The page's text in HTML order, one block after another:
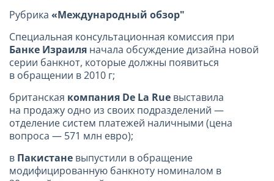
Рубрика «Международный обзор"
Специальная консультационная комиссия при
Банке Израиля начала обсуждение дизайна новой
серии банкнот, которые должны появиться
в обращении в 2010 г;
британская компания De La Rue выставила
на продажу одно из своих подразделений —
отделение систем платежей наличными (цена
вопроса — 571 млн евро);
в Пакистане выпустили в обращение
модифицированную банкноту номиналом в